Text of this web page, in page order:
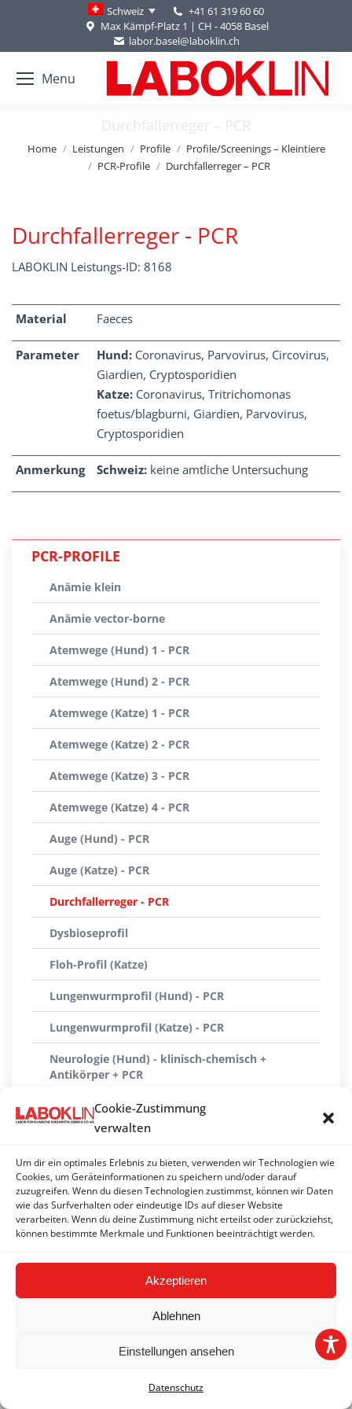
Cookie-Zustimmung
verwalten
Um dir ein optimales Erlebnis zu bieten, verwenden wir Technologien wie
Cookies, um Geräteinformationen zu speichern und/oder darauf
zuzugreifen. Wenn du diesen Technologien zustimmst, können wir Daten
wie das Surfverhalten oder eindeutige IDs auf dieser Website
verarbeiten. Wenn du deine Zustimmung nicht erteilst oder zurückziehst,
können bestimmte Merkmale und Funktionen beeinträchtigt werden.
Akzeptieren
Ablehnen
Einstellungen ansehen
Datenschutz
Schweiz
+41 61 319 60 60
Max Kämpf-Platz 1 | CH - 4058 Basel
labor.basel@laboklin.ch
Menu
Durchfallerreger – PCR
You are here:
Home Leistungen Profile
Profile/Screenings – Kleintiere
PCR-Profile
Durchfallerreger – PCR
Durchfallerreger - PCR
LABOKLIN Leistungs-ID: 8168
Material Faeces
Parameter Hund: Coronavirus, Parvovirus, Circovirus,
Giardien, Cryptosporidien
Katze: Coronavirus, Tritrichomonas
foetus/blagburni, Giardien, Parvovirus,
Cryptosporidien
Anmerkung Schweiz: keine amtliche Untersuchung
PCR-PROFILE
Anämie klein
Anämie vector-borne
Atemwege (Hund) 1 - PCR
Atemwege (Hund) 2 - PCR
Atemwege (Katze) 1 - PCR
Atemwege (Katze) 2 - PCR
Atemwege (Katze) 3 - PCR
Atemwege (Katze) 4 - PCR
Auge (Hund) - PCR
Auge (Katze) - PCR
Durchfallerreger - PCR
Dysbioseprofil
Floh-Profil (Katze)
Lungenwurmprofil (Hund) - PCR
Lungenwurmprofil (Katze) - PCR
Neurologie (Hund) - klinisch-chemisch +
Antikörper + PCR
Neurologie (Hund) klein - klinisch-chemisch + PCR
Neurologie (Katze) - klinisch-chemisch + PCR
Neurologie (Katze) klein - PCR
Reproduktion 1 (Hund) - PCR
Reproduktion 2 - PCR
Datenschutz